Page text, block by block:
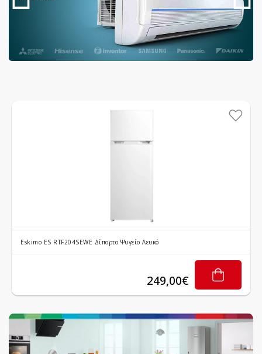
Eskimo ES RTF204SEWE Δίπορτο Ψυγείο Λευκό
249,00€